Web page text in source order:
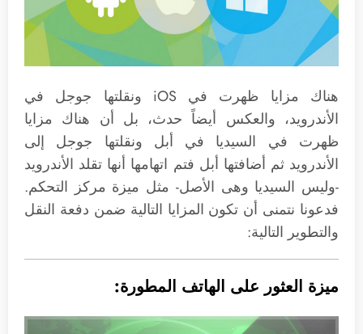
هناك مزايا ظهرت في iOS ونقلتها جوجل في
الأندرويد، والعكس أيضاً حدث، بل أن هناك مزايا
ظهرت في السيديا في أبل ونقلتها جوجل إلى
الأندرويد ثم أضافتها أبل فتم اتهامها أنها تقلد الأندرويد
-وليس السيديا وهى الأصل- مثل ميزة مركز التحكم.
فدعونا نتمنى أن تكون المزايا التالية ضمن دفعة النقل
والتطوير التالية:
ميزة العثور على الهاتف المطورة: